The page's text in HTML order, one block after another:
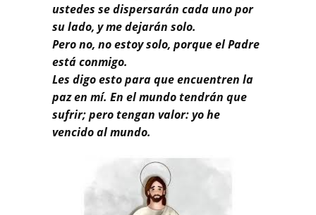
ustedes se dispersarán cada uno por
su lado, y me dejarán solo.
Pero no, no estoy solo, porque el Padre
está conmigo.
Les digo esto para que encuentren la
paz en mí. En el mundo tendrán que
sufrir; pero tengan valor: yo he
vencido al mundo.